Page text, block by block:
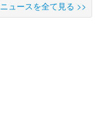
ニュースを全て見る >>